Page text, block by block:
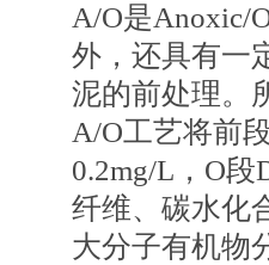
A/O是Anoxic/
外，还具有一
泥的前处理。
A/O工艺将前
0.2mg/L，O
纤维、碳水化
大分子有机物